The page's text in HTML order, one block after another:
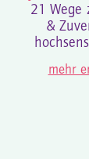
21 Wege
&
mehr